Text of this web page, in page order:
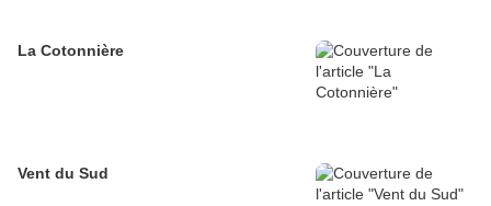
La Cotonnière
Vent du Sud